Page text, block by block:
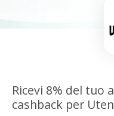
Ricevi 8% del tuo
cashback per